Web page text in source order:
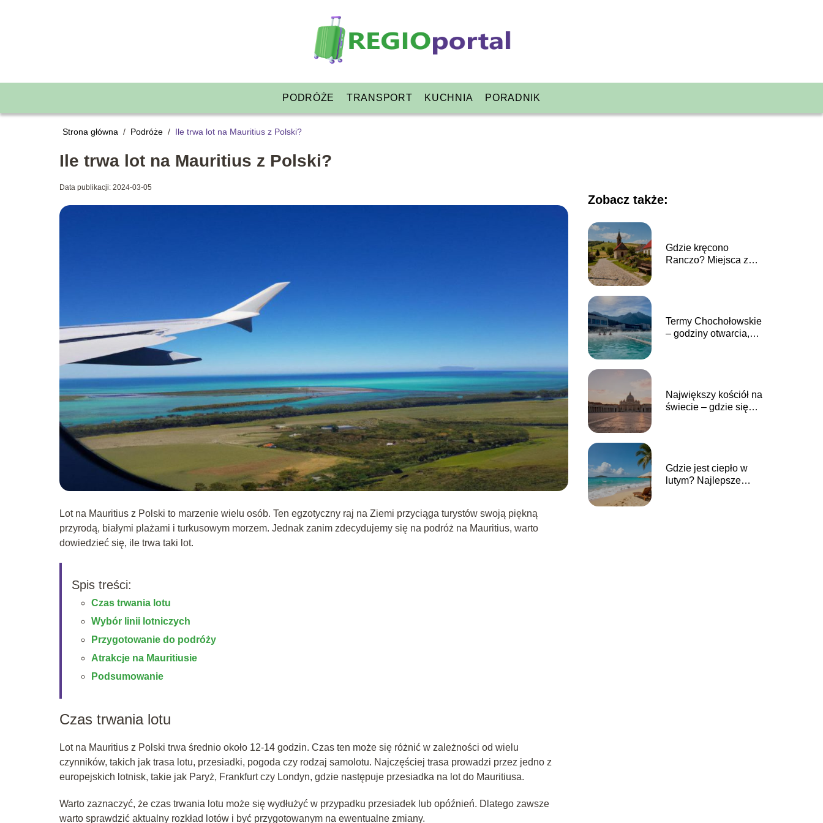
PODRÓŻE TRANSPORT KUCHNIA PORADNIK
Strona główna / Podróże / Ile trwa lot na Mauritius z Polski?
Ile trwa lot na Mauritius z Polski?
Data publikacji: 2024-03-05
Lot na Mauritius z Polski to marzenie wielu osób. Ten egzotyczny raj na Ziemi przyciąga turystów swoją piękną
przyrodą, białymi plażami i turkusowym morzem. Jednak zanim zdecydujemy się na podróż na Mauritius, warto
dowiedzieć się, ile trwa taki lot.
Spis treści:
Czas trwania lotu
Wybór linii lotniczych
Przygotowanie do podróży
Atrakcje na Mauritiusie
Podsumowanie
Czas trwania lotu
Lot na Mauritius z Polski trwa średnio około 12-14 godzin. Czas ten może się różnić w zależności od wielu
czynników, takich jak trasa lotu, przesiadki, pogoda czy rodzaj samolotu. Najczęściej trasa prowadzi przez jedno z
europejskich lotnisk, takie jak Paryż, Frankfurt czy Londyn, gdzie następuje przesiadka na lot do Mauritiusa.
Warto zaznaczyć, że czas trwania lotu może się wydłużyć w przypadku przesiadek lub opóźnień. Dlatego zawsze
warto sprawdzić aktualny rozkład lotów i być przygotowanym na ewentualne zmiany.
Zobacz także:
Gdzie kręcono
Ranczo? Miejsca z
Termy Chochołowskie
– godziny otwarcia,
Największy kościół na
świecie – gdzie się
Gdzie jest ciepło w
lutym? Najlepsze